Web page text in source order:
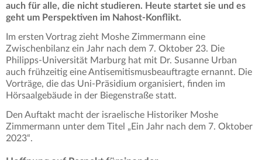
auch für alle, die nicht studieren. Heute startet sie und es
geht um Perspektiven im Nahost-Konflikt.
Im ersten Vortrag zieht Moshe Zimmermann eine
Zwischenbilanz ein Jahr nach dem 7. Oktober 23. Die
Philipps-Universität Marburg hat mit Dr. Susanne Urban
auch frühzeitig eine Antisemitismusbeauftragte ernannt. Die
Vorträge, die das Uni-Präsidium organisiert, finden im
Hörsaalgebäude in der Biegenstraße statt.
Den Auftakt macht der israelische Historiker Moshe
Zimmermann unter dem Titel „Ein Jahr nach dem 7. Oktober
2023“.